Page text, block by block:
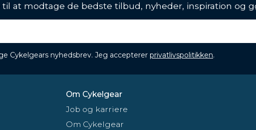
at modtage de bedste tilbud, nyheder, inspiration og
Cykelgears nyhedsbrev. Jeg accepterer privatlivspolitikken.
Om Cykelgear
Job og karriere
Om Cykelgear